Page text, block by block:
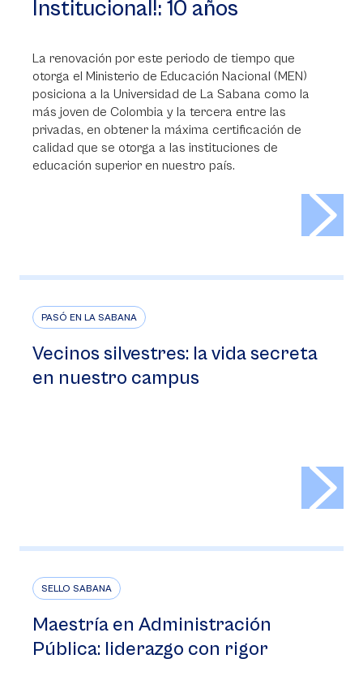
Institucional!: 10 años
La renovación por este periodo de tiempo que
otorga el Ministerio de Educación Nacional (MEN)
posiciona a la Universidad de La Sabana como la
más joven de Colombia y la tercera entre las
privadas, en obtener la máxima certificación de
calidad que se otorga a las instituciones de
educación superior en nuestro país.
PASÓ EN LA SABANA
Vecinos silvestres: la vida secreta
en nuestro campus
SELLO SABANA
Maestría en Administración
Pública: liderazgo con rigor